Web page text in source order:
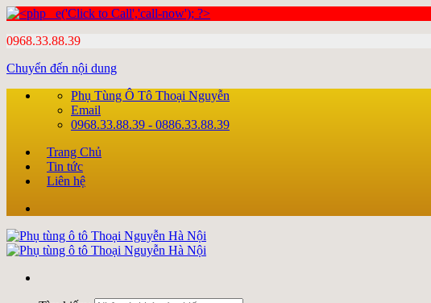
0968.33.88.39
Chuyển đến nội dung
Phụ Tùng Ô Tô Thoại Nguyễn
Email
0968.33.88.39 - 0886.33.88.39
Trang Chủ
Tin tức
Liên hệ